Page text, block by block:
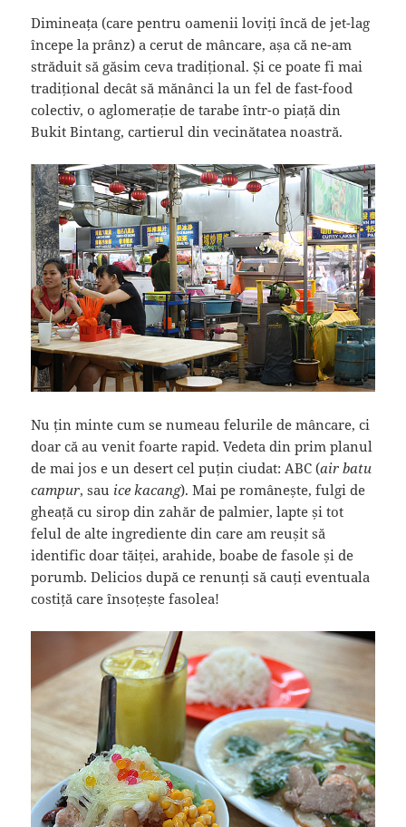
Dimineața (care pentru oamenii loviți încă de jet-lag
începe la prânz) a cerut de mâncare, așa că ne-am
străduit să găsim ceva tradițional. Și ce poate fi mai
tradițional decât să mănânci la un fel de fast-food
colectiv, o aglomerație de tarabe într-o piață din
Bukit Bintang, cartierul din vecinătatea noastră.
Nu țin minte cum se numeau felurile de mâncare, ci
doar că au venit foarte rapid. Vedeta din prim planul
de mai jos e un desert cel puțin ciudat: ABC (air batu
campur, sau ice kacang). Mai pe românește, fulgi de
gheață cu sirop din zahăr de palmier, lapte și tot
felul de alte ingrediente din care am reușit să
identific doar tăiței, arahide, boabe de fasole și de
porumb. Delicios după ce renunți să cauți eventuala
costiță care însoțește fasolea!